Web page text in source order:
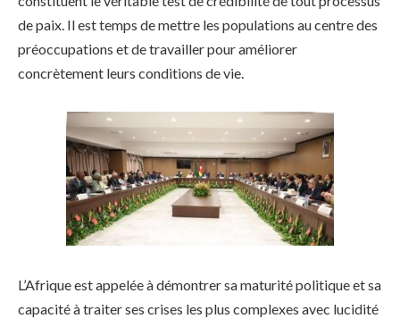
de paix. Il est temps de mettre les populations au centre des
préoccupations et de travailler pour améliorer
concrètement leurs conditions de vie.
L’Afrique est appelée à démontrer sa maturité politique et sa
capacité à traiter ses crises les plus complexes avec lucidité